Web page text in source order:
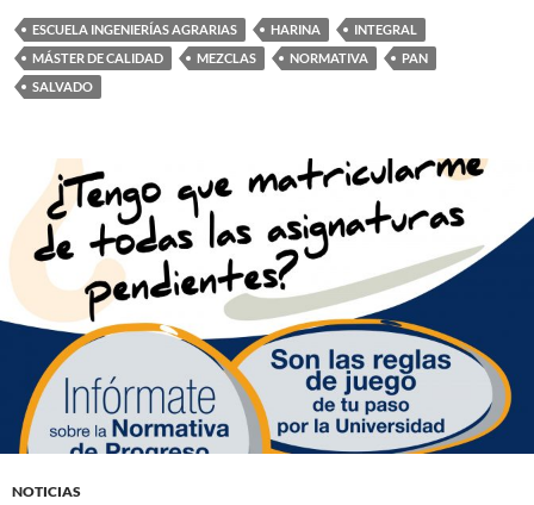
ESCUELA INGENIERÍAS AGRARIAS HARINA
INTEGRAL
MÁSTER DE CALIDAD
MEZCLAS NORMATIVA
PAN
SALVADO
NOTICIAS